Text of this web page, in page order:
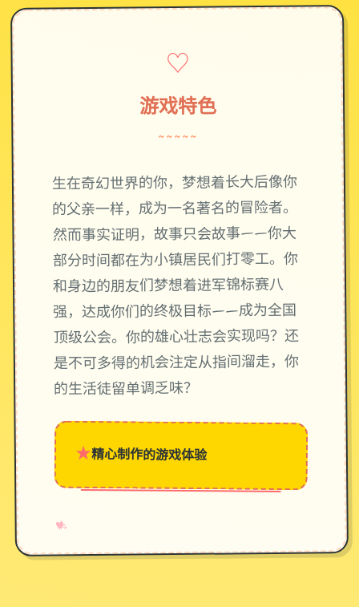
♡
游戏特色
~~~~~
生在奇幻世界的你，梦想着长大后像你
的父亲一样，成为一名著名的冒险者。
然而事实证明，故事只会故事——你大
部分时间都在为小镇居民们打零工。你
和身边的朋友们梦想着进军锦标赛八
强，达成你们的终极目标——成为全国
顶级公会。你的雄心壮志会实现吗？还
是不可多得的机会注定从指间溜走，你
的生活徒留单调乏味？
★精心制作的游戏体验
♥
✧
→